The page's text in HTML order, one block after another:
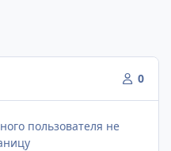
0
пользователя не